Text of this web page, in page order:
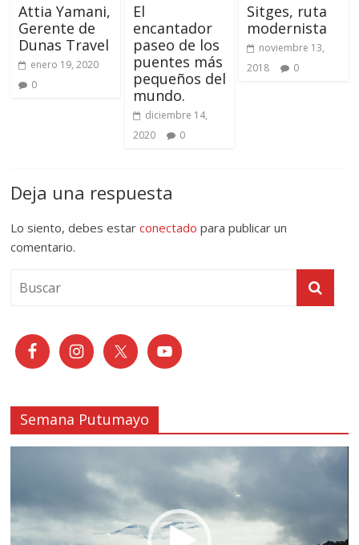
Attia Yamani,
Gerente de
Dunas Travel
enero 19, 2020
0
El
encantador
paseo de los
puentes más
pequeños del
mundo.
diciembre 14,
2020
0
Sitges, ruta
modernista
noviembre 13,
2018
0
Deja una respuesta
Lo siento, debes estarconectado para publicar un
comentario.
Semana Putumayo